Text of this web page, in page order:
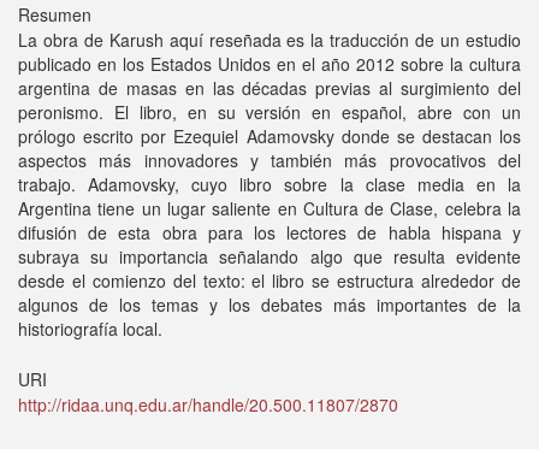
Resumen
La obra de Karush aquí reseñada es la traducción de un estudio
publicado en los Estados Unidos en el año 2012 sobre la cultura
argentina de masas en las décadas previas al surgimiento del
peronismo. El libro, en su versión en español, abre con un
prólogo escrito por Ezequiel Adamovsky donde se destacan los
aspectos más innovadores y también más provocativos del
trabajo. Adamovsky, cuyo libro sobre la clase media en la
Argentina tiene un lugar saliente en Cultura de Clase, celebra la
difusión de esta obra para los lectores de habla hispana y
subraya su importancia señalando algo que resulta evidente
desde el comienzo del texto: el libro se estructura alrededor de
algunos de los temas y los debates más importantes de la
historiografía local.
URI
http://ridaa.unq.edu.ar/handle/20.500.11807/2870